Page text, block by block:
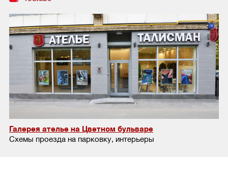
Галерея ателье на Цветном бульваре
Схемы проезда на парковку, интерьеры